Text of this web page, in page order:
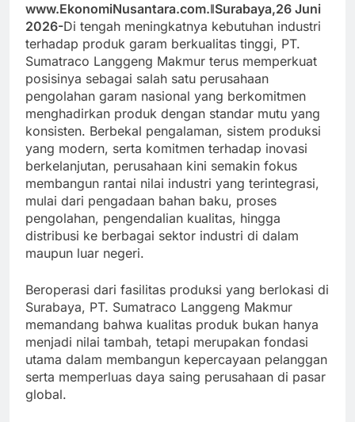
www.EkonomiNusantara.com.ǁSurabaya,26 Juni
2026-Di tengah meningkatnya kebutuhan industri
terhadap produk garam berkualitas tinggi, PT.
Sumatraco Langgeng Makmur terus memperkuat
posisinya sebagai salah satu perusahaan
pengolahan garam nasional yang berkomitmen
menghadirkan produk dengan standar mutu yang
konsisten. Berbekal pengalaman, sistem produksi
yang modern, serta komitmen terhadap inovasi
berkelanjutan, perusahaan kini semakin fokus
membangun rantai nilai industri yang terintegrasi,
mulai dari pengadaan bahan baku, proses
pengolahan, pengendalian kualitas, hingga
distribusi ke berbagai sektor industri di dalam
maupun luar negeri.
Beroperasi dari fasilitas produksi yang berlokasi di
Surabaya, PT. Sumatraco Langgeng Makmur
memandang bahwa kualitas produk bukan hanya
menjadi nilai tambah, tetapi merupakan fondasi
utama dalam membangun kepercayaan pelanggan
serta memperluas daya saing perusahaan di pasar
global.